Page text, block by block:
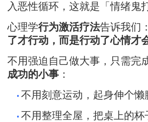
入恶性循环，这就是「情绪鬼
心理学行为激活疗法告诉我们：
了才行动，而是行动了心情才
不用强迫自己做大事，只需完
成功的小事 ：
• 不用刻意运动，起身伸个懒
• 不用整理全屋，把桌上的杯